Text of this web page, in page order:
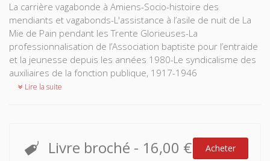
La carrière vagabonde à Amiens-Socio-histoire des
mendiants et vagabonds-L'assistance à l’asile de nuit de La
Mie de Pain pendant les Trente Glorieuses-La
professionnalisation de l’Association baptiste pour l’entraide
et la jeunesse depuis les années 1980-Le syndicalisme des
auxiliaires de la fonction publique, 1917-1946
Lire la suite
Livre broché - 16,00 € Acheter